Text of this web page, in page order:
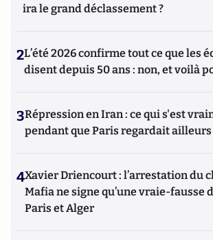
ira le grand déclassement ?
2L’été 2026 confirme tout ce que les
disent depuis 50 ans : non, et voilà
3Répression en Iran : ce qui s'est
pendant que Paris regardait ailleurs
4Xavier Driencourt : l’arrestation du
Mafia ne signe qu’une vraie-fausse
Paris et Alger